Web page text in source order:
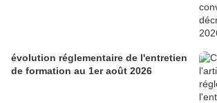
évolution réglementaire de l'entretien
de formation au 1er août 2026